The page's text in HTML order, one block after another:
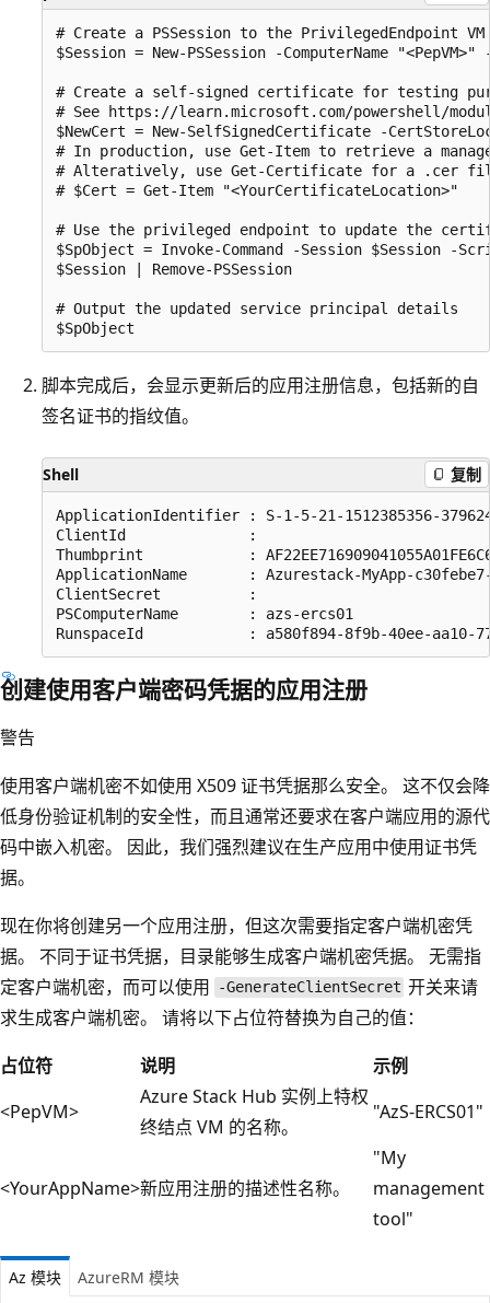
# Create a PSSession to the PrivilegedEndpoint VM
$Session = New-PSSession -ComputerName
# Create a self-signed certificate for testing
# See https://learn.microsoft.com/powershell/
$NewCert = New-SelfSignedCertificate -
# In production, use Get-Item to retrieve a
# Alteratively, use Get-Certificate for a .cer
# $Cert = Get-Item "<YourCertificateLocation>"
# Use the privileged endpoint to update the
$SpObject = Invoke-Command -Session
$Session | Remove-PSSession
# Output the updated service principal details
脚本完成后，会显示更新后的应用注册信息，包括新的自
签名证书的指纹值。
Shell 复制
ApplicationIdentifier : S-1-5-21-1512385356-
ClientId              :
Thumbprint            :
ApplicationName       : Azurestack-MyApp-c30febe7-
ClientSecret          :
PSComputerName        : azs-ercs01
创建使用客户端密码凭据的应用注册
警告
使用客户端机密不如使用 X509 证书凭据那么安全。 这不仅会降
低身份验证机制的安全性，而且通常还要求在客户端应用的源代
码中嵌入机密。 因此，我们强烈建议在生产应用中使用证书凭
据。
现在你将创建另一个应用注册，但这次需要指定客户端机密凭
据。 不同于证书凭据，目录能够生成客户端机密凭据。 无需指
定客户端机密，而可以使用
-GenerateClientSecret 开关来请
求生成客户端机密。 请将以下占位符替换为自己的值：
占位符
说明
示例
<PepVM>
Azure Stack Hub 实例上特权
终结点 VM 的名称。
"AzS-ERCS01"
<YourAppName>新应用注册的描述性名称。
"My
management
tool"
Az 模块 AzureRM 模块